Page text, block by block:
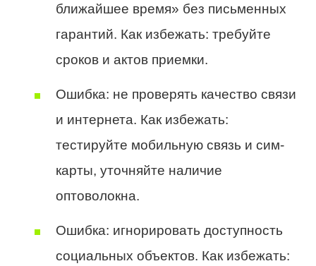
ближайшее время» без письменных
гарантий. Как избежать: требуйте
сроков и актов приемки.
Ошибка: не проверять качество связи
и интернета. Как избежать:
тестируйте мобильную связь и сим-
карты, уточняйте наличие
оптоволокна.
Ошибка: игнорировать доступность
социальных объектов. Как избежать: